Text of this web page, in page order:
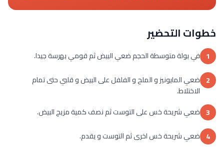
خطوات التحضير
1 في بولة متوسطة الحجم ضعي البيض ثم قومي بهرسة جيدا.
2 ضعي المايونيز و الملح و الفلفل على البيض و قلبي حتى تمام
الاختلاط.
3 ضعي شريحة خس على التوست ثم نصف كمية مزيج البيض.
4 ضعي شريحة خس اخرى ثم التوست و يقدم.